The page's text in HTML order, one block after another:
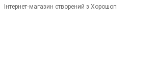
Інтернет-магазин створений з Хорошоп